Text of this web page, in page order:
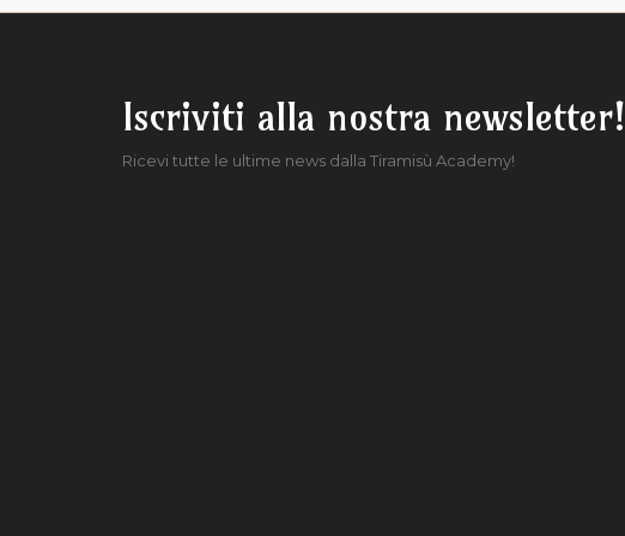
Iscriviti alla nostra newsletter!
Ricevi tutte le ultime news dalla Tiramisù Academy!